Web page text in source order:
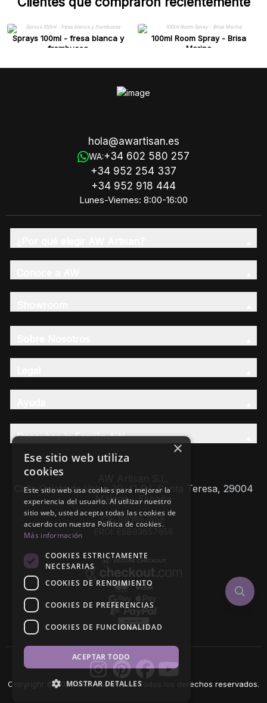
Sprays 100ml - fresa blanca y
frambuesa
100ml Room Spray - Brisa
Marina
hola@awartisan.es
WA:+34 602 580 257
+34 952 254 337
+34 952 918 444
Lunes-Viernes: 8:00-16:00
Descubre la Familia AW
Calle Caleta de Velez 39-41 P.I. Santa Teresa, 29004
Málaga - España
CIF: B93657658
Copyright © 2026 AW Artisan S.L., Todos los derechos reservados.
×
Ese sitio web utiliza
cookies
Este sitio web usa cookies para mejorar la
experiencia del usuario. Al utilizar nuestro
sitio web, usted acepta todas las cookies de
acuerdo con nuestra Política de cookies.
Más información
COOKIES ESTRICTAMENTE
NECESARIAS
COOKIES DE RENDIMIENTO
COOKIES DE PREFERENCIAS
COOKIES DE FUNCIONALIDAD
ACEPTAR TODO
MOSTRAR DETALLES